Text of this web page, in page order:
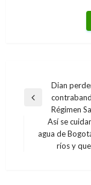
Navegación
de
entradas
Entrada
anterior
Dian
Régimen
Entrada
siguiente
Así se
agua de
ríos y